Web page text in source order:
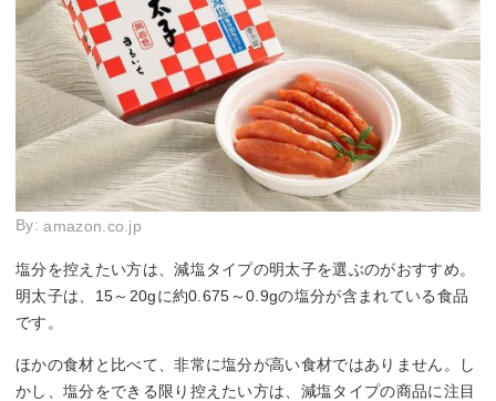
By:amazon.co.jp
塩分を控えたい方は、減塩タイプの明太子を選ぶのがおすすめ。
明太子は、15～20gに約0.675～0.9gの塩分が含まれている食品
です。
ほかの食材と比べて、非常に塩分が高い食材ではありません。し
かし、塩分をできる限り控えたい方は、減塩タイプの商品に注目